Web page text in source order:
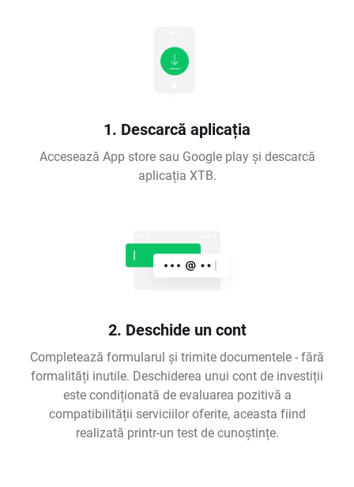
1. Descarcă aplicația
Accesează App store sau Google play și descarcă
aplicația XTB.
2. Deschide un cont
Completează formularul și trimite documentele - fără
formalități inutile. Deschiderea unui cont de investiții
este condiționată de evaluarea pozitivă a
compatibilității serviciilor oferite, aceasta fiind
realizată printr-un test de cunoștințe.